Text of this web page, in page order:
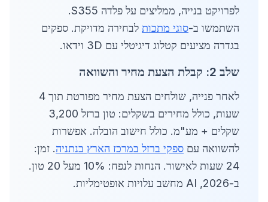
לפרויקט בנייה, ממליצים על פלדה S355.
השתמשו ב-סוגי מתכות לבחירה מדויקת. ספקים
בגדרה מציעים קטלוג דיגיטלי עם 3D וידאו.
שלב 2: קבלת הצעת מחיר והשוואה
לאחר פנייה, שולחים הצעת מחיר מפורטת תוך 4
שעות, כולל מחירים בשקלים: טון ברזל 3,200
שקלים + מע"מ. כולל חישוב הובלה. אפשרות
להשוואה עם ספקי ברזל במרכז הארץ בנתניה. זמן:
24 שעות לאישור. הנחות לנפח: 10% מעל 20 טון.
ב-2026, AI מחשב עלויות אופטימליות.